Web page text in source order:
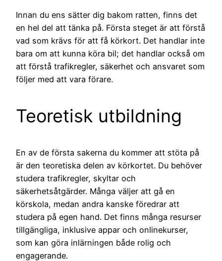
Innan du ens sätter dig bakom ratten, finns det
en hel del att tänka på. Första steget är att förstå
vad som krävs för att få körkort. Det handlar inte
bara om att kunna köra bil; det handlar också om
att förstå trafikregler, säkerhet och ansvaret som
följer med att vara förare.
Teoretisk utbildning
En av de första sakerna du kommer att stöta på
är den teoretiska delen av körkortet. Du behöver
studera trafikregler, skyltar och
säkerhetsåtgärder. Många väljer att gå en
körskola, medan andra kanske föredrar att
studera på egen hand. Det finns många resurser
tillgängliga, inklusive appar och onlinekurser,
som kan göra inlärningen både rolig och
engagerande.